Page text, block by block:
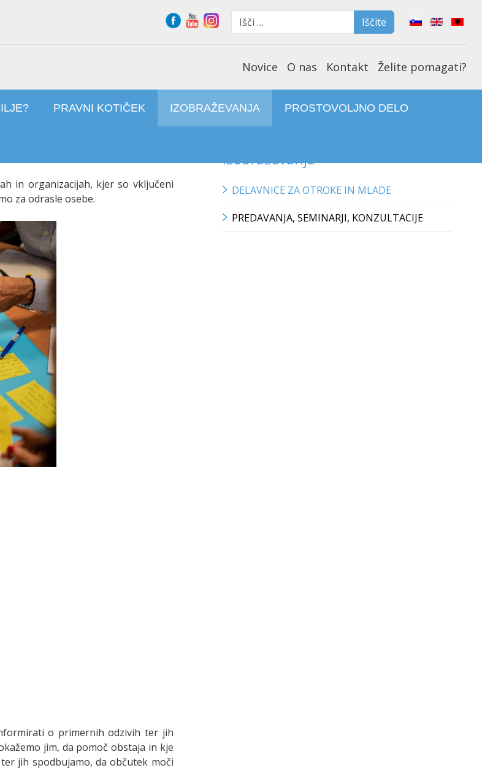
Select your
Iščite
Iščite
Novice O nas Kontakt Želite pomagati?
PRAVNI KOTIČEK IZOBRAŽEVANJA PROSTOVOLJNO DELO
in organizacijah, kjer so vključeni
za odrasle osebe.
o primernih odzivih ter jih
jim, da pomoč obstaja in kje
jih spodbujamo, da občutek moči
Izobraževanja
DELAVNICE ZA OTROKE IN MLADE
PREDAVANJA, SEMINARJI, KONZULTACIJE